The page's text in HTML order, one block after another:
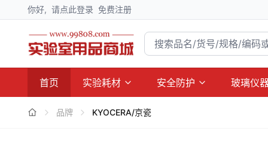
你好, 请点此登录 免费注册
首页 实验耗材 安全防护 玻璃仪
品牌 KYOCERA/京瓷